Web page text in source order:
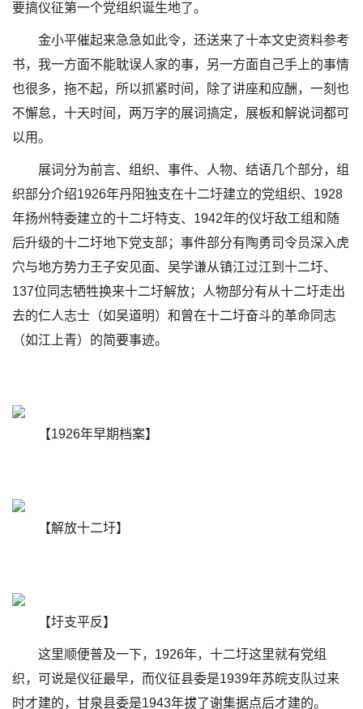
要搞仪征第一个党组织诞生地了。
金小平催起来急急如此令，还送来了十本文史资料参考
书，我一方面不能耽误人家的事，另一方面自己手上的事情
也很多，拖不起，所以抓紧时间，除了讲座和应酬，一刻也
不懈怠，十天时间，两万字的展词搞定，展板和解说词都可
以用。
展词分为前言、组织、事件、人物、结语几个部分，组
织部分介绍1926年丹阳独支在十二圩建立的党组织、1928
年扬州特委建立的十二圩特支、1942年的仪圩敌工组和随
后升级的十二圩地下党支部；事件部分有陶勇司令员深入虎
穴与地方势力王子安见面、吴学谦从镇江过江到十二圩、
137位同志牺牲换来十二圩解放；人物部分有从十二圩走出
去的仁人志士（如吴道明）和曾在十二圩奋斗的革命同志
（如江上青）的简要事迹。
【1926年早期档案】
【解放十二圩】
【圩支平反】
这里顺便普及一下，1926年，十二圩这里就有党组
织，可说是仪征最早，而仪征县委是1939年苏皖支队过来
时才建的，甘泉县委是1943年拔了谢集据点后才建的。